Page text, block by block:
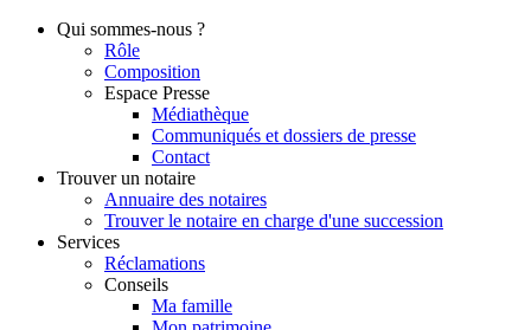
Qui sommes-nous ?
Rôle
Composition
Espace Presse
Médiathèque
Communiqués et dossiers de presse
Contact
Trouver un notaire
Annuaire des notaires
Trouver le notaire en charge d'une succession
Services
Réclamations
Conseils
Ma famille